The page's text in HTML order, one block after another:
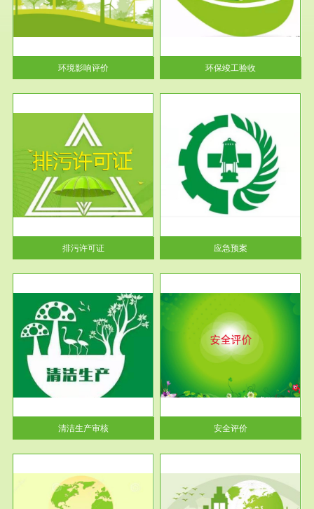
环境影响评价
根据《建设项目环境保护管理条
例》第十七条 编制环境影响报
告书、...
环保竣工验收
排污许可证
服务范围
应急预案
根据《中华人民共和国环境保护
法》第十九条 企业事业单位应
当按照...
应急预案
清洁生产审核
服务范围
安全评价
安全评价安全评价目的是查找、
分析和预测工程、系统、生产经
营活...
安全评价
服务范围